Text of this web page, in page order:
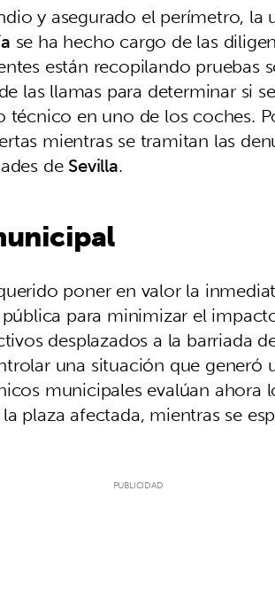
y asegurado el perímetro, la
se ha hecho cargo de las
están recopilando pruebas
las llamas para determinar si
en uno de los coches.
mientras se tramitan las
deSevilla.
poner en valor la
para minimizar el
desplazados a la barriada
una situación que generó
municipales evalúan ahora
plaza afectada, mientras se